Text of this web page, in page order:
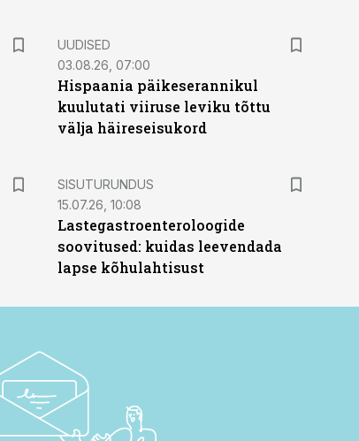
UUDISED
03.08.26, 07:00
Hispaania päikeserannikul
kuulutati viiruse leviku tõttu
välja häireseisukord
ST
SISUTURUNDUS
15.07.26, 10:08
Lastegastroenteroloogide
soovitused: kuidas leevendada
lapse kõhulahtisust